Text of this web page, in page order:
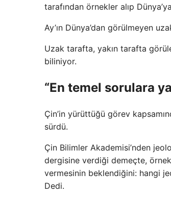
tarafından örnekler alıp
Ay’ın Dünya’dan görülmeyen
Uzak tarafta, yakın tarafta
biliniyor.
“En temel sorulara
Çin’in yürüttüğü görev
sürdü.
Çin Bilimler Akademisi’nden
dergisine verdiği demeçte,
vermesinin beklendiğini: hangi
Dedi.